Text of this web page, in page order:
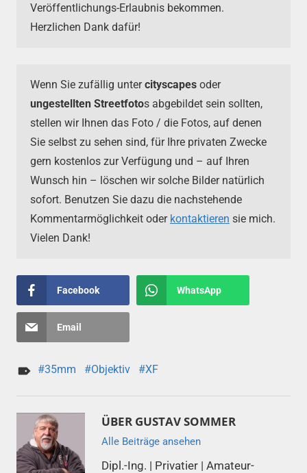
Veröffentlichungs-Erlaubnis bekommen.
Herzlichen Dank dafür!
Wenn Sie zufällig untercityscapes oder
ungestellten Streetfotos abgebildet sein sollten,
stellen wir Ihnen das Foto / die Fotos, auf denen
Sie selbst zu sehen sind, für Ihre privaten Zwecke
gern kostenlos zur Verfügung und – auf Ihren
Wunsch hin – löschen wir solche Bilder natürlich
sofort. Benutzen Sie dazu die nachstehende
Kommentarmöglichkeit oder kontaktieren sie mich.
Vielen Dank!
Facebook WhatsApp
Email
35mm Objektiv XF
ÜBER GUSTAV SOMMER
Alle Beiträge ansehen
Dipl.-Ing. | Privatier | Amateur-